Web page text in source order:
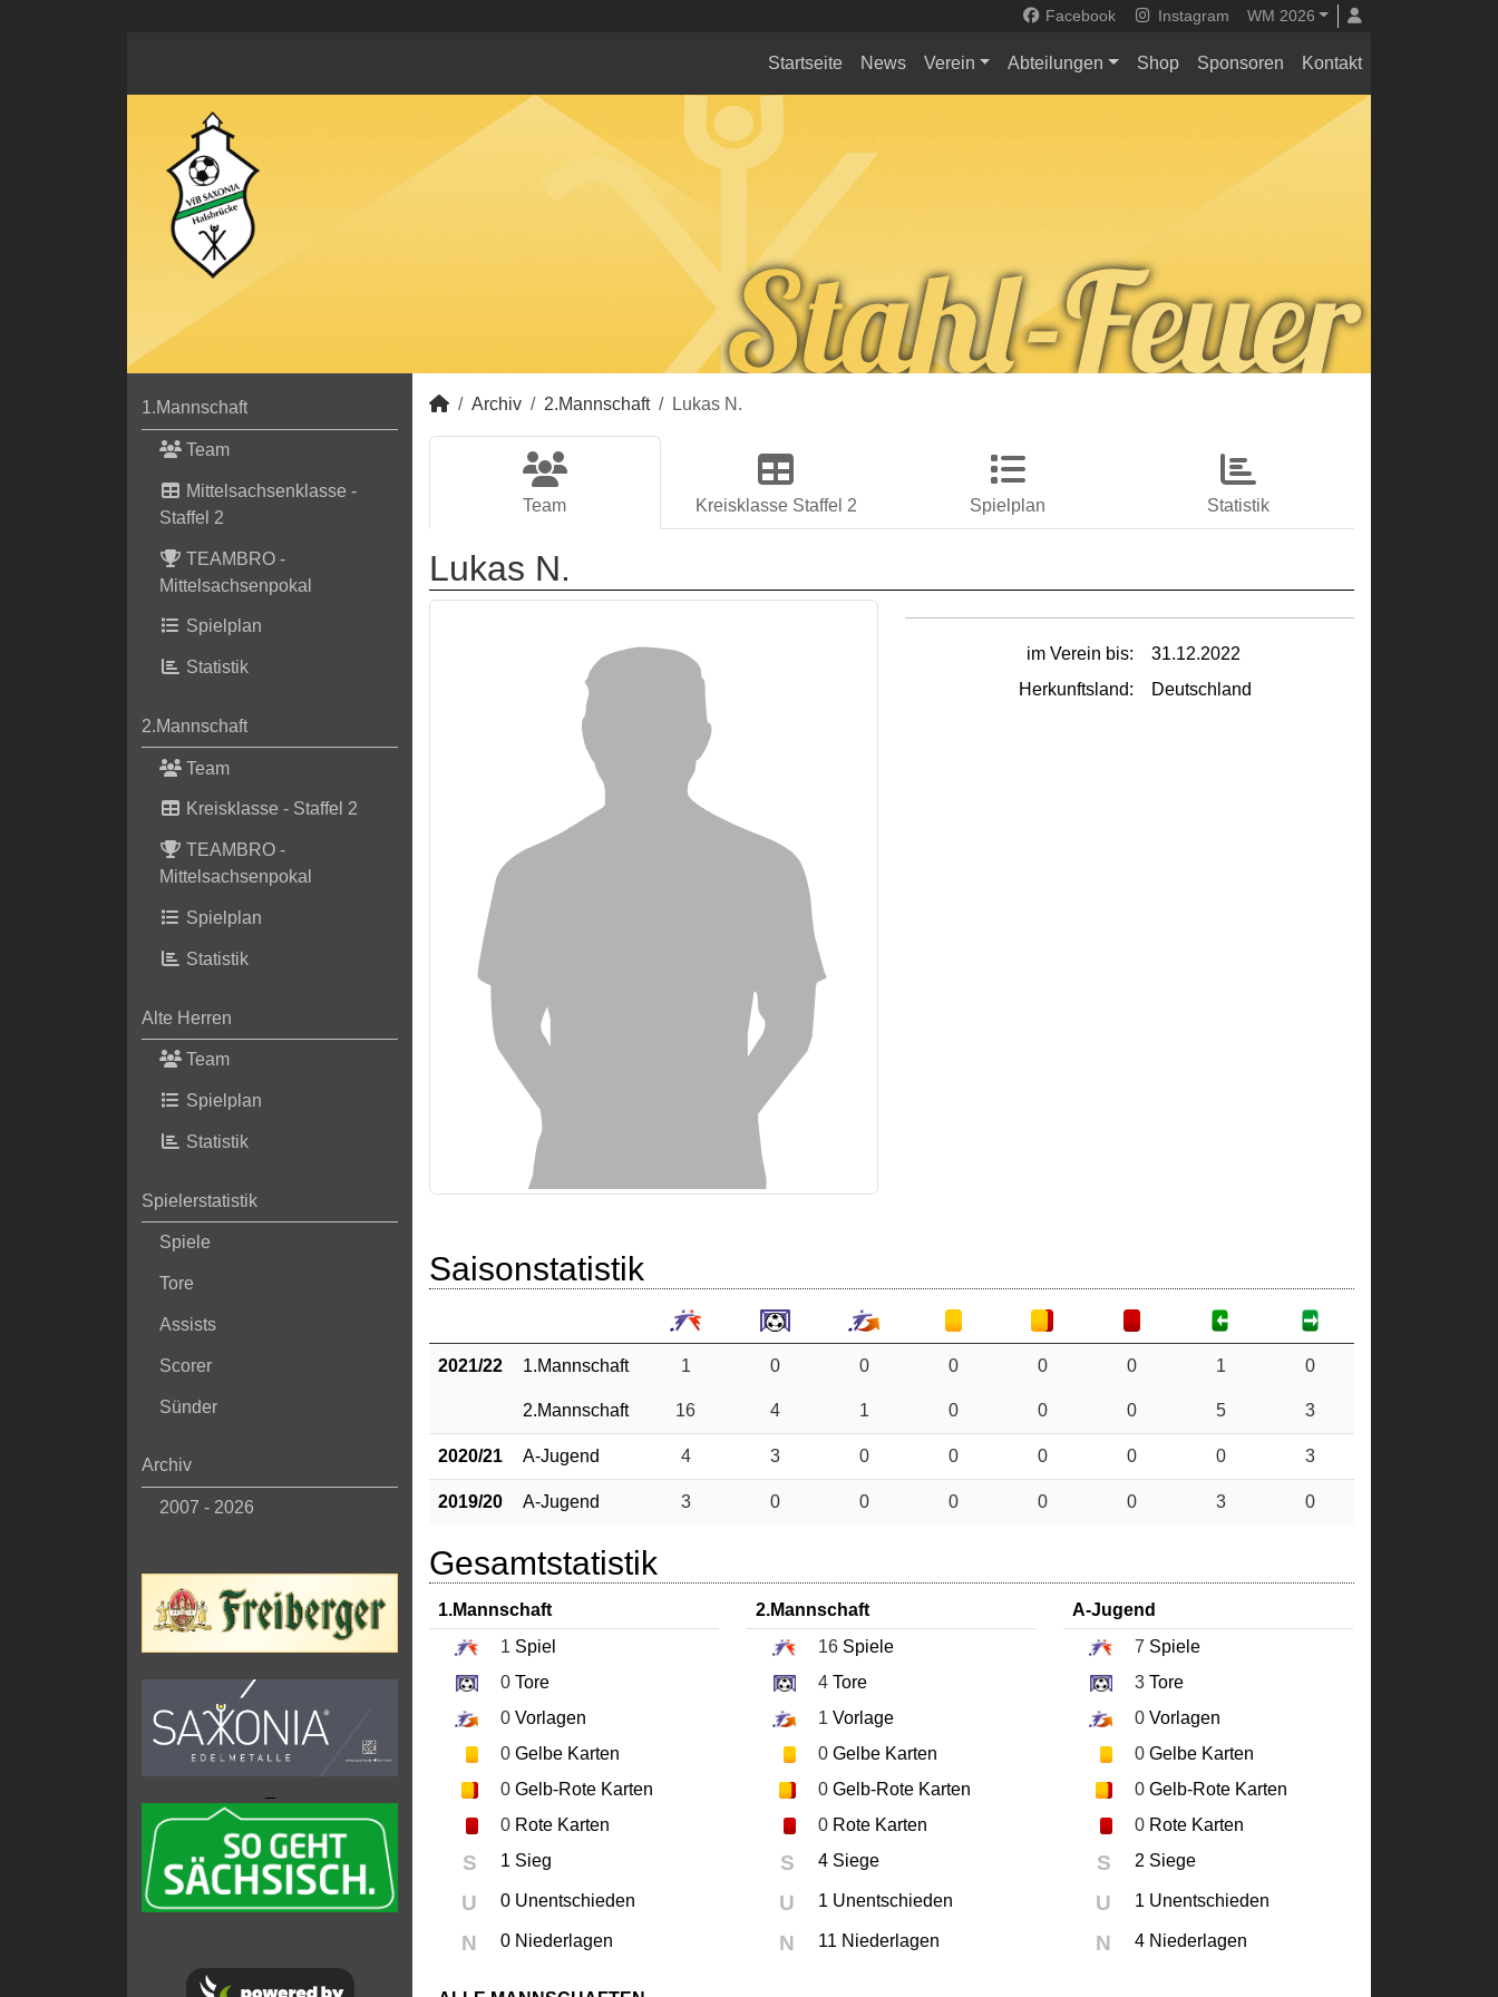
Facebook Instagram WM 2026
Startseite News Verein Abteilungen Shop Sponsoren Kontakt
1.Mannschaft
Team
Mittelsachsenklasse -
Staffel 2
TEAMBRO -
Mittelsachsenpokal
Spielplan
Statistik
2.Mannschaft
Team
Kreisklasse - Staffel 2
TEAMBRO -
Mittelsachsenpokal
Spielplan
Statistik
Alte Herren
Team
Spielplan
Statistik
Spielerstatistik
Spiele
Tore
Assists
Scorer
Sünder
Archiv
2007 - 2026
Archiv 2.Mannschaft Lukas N.
Team Kreisklasse Staffel 2 Spielplan Statistik
Lukas N.
im Verein bis:
31.12.2022
Herkunftsland:
Deutschland
Saisonstatistik
2021/22 1.Mannschaft 1 0 0 0 0 0 1 0
2.Mannschaft 16 4 1 0 0 0 5 3
2020/21 A-Jugend 4 3 0 0 0 0 0 3
2019/20 A-Jugend 3 0 0 0 0 0 3 0
Gesamtstatistik
1.Mannschaft
1 Spiel
0 Tore
0 Vorlagen
0 Gelbe Karten
0 Gelb-Rote Karten
0 Rote Karten
S 1 Sieg
U 0 Unentschieden
N 0 Niederlagen
2.Mannschaft
16Spiele
4Tore
1 Vorlage
0Gelbe Karten
0Gelb-Rote Karten
0Rote Karten
S 4 Siege
U 1 Unentschieden
N 11 Niederlagen
A-Jugend
7 Spiele
3 Tore
0 Vorlagen
0 Gelbe Karten
0 Gelb-Rote Karten
0 Rote Karten
S 2 Siege
U 1 Unentschieden
N 4 Niederlagen